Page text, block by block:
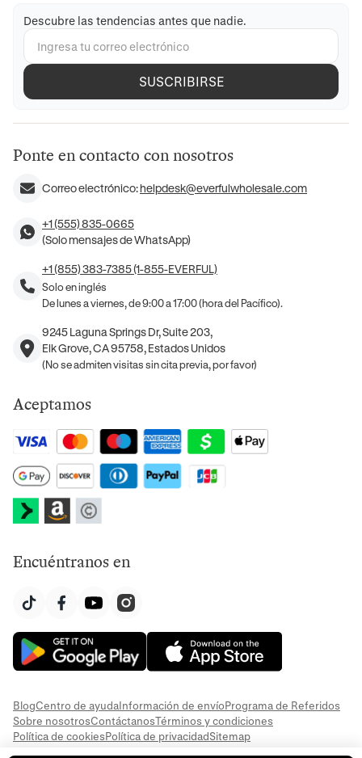
Descubre las tendencias antes que nadie.
SUSCRIBIRSE
Ponte en contacto con nosotros
Correo electrónico:helpdesk@everfulwholesale.com
+1 (555) 835-0665
(Solo mensajes de WhatsApp)
+1 (855) 383-7385 (1-855-EVERFUL)
Solo en inglés
De lunes a viernes, de 9:00 a 17:00 (hora del Pacífico).
9245 Laguna Springs Dr, Suite 203,
Elk Grove, CA 95758, Estados Unidos
(No se admiten visitas sin cita previa, por favor)
Aceptamos
Encuéntranos en
BlogCentro de ayudaInformación de envíoPrograma de Referidos
Sobre nosotrosContáctanosTérminos y condiciones
Política de cookiesPolítica de privacidadSitemap